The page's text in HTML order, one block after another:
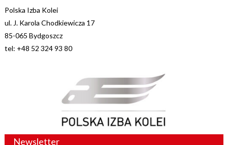
Polska Izba Kolei
ul. J. Karola Chodkiewicza 17
85-065 Bydgoszcz
tel: +48 52 324 93 80
Newsletter